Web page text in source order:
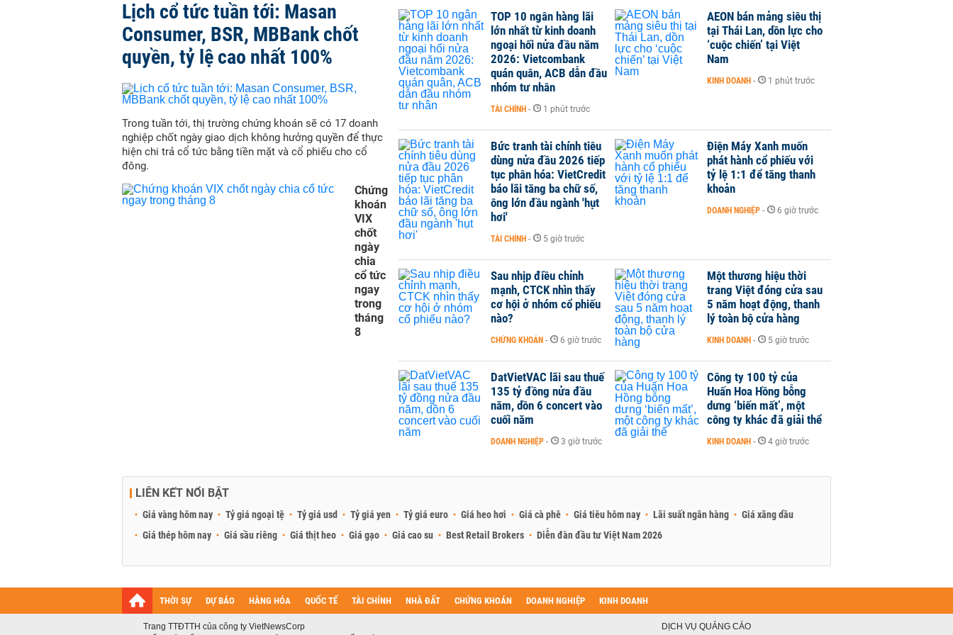
Lịch cổ tức tuần tới: Masan
Consumer, BSR, MBBank chốt
quyền, tỷ lệ cao nhất 100%
Trong tuần tới, thị trường chứng khoán sẽ có 17 doanh
nghiệp chốt ngày giao dịch không hưởng quyền để thực
hiện chi trả cổ tức bằng tiền mặt và cổ phiếu cho cổ
đông.
Chứng
khoán
VIX
chốt
ngày
chia
cổ tức
ngay
trong
tháng
8
TOP 10 ngân hàng lãi
lớn nhất từ kinh doanh
ngoại hối nửa đầu năm
2026: Vietcombank
quán quân, ACB dẫn đầu
nhóm tư nhân
TÀI CHÍNH - 1 phút trước
AEON bán mảng siêu thị
tại Thái Lan, dồn lực cho
‘cuộc chiến’ tại Việt
Nam
KINH DOANH - 1 phút trước
Bức tranh tài chính tiêu
dùng nửa đầu 2026 tiếp
tục phân hóa: VietCredit
báo lãi tăng ba chữ số,
ông lớn đầu ngành 'hụt
hơi'
TÀI CHÍNH - 5 giờ trước
Điện Máy Xanh muốn
phát hành cổ phiếu với
tỷ lệ 1:1 để tăng thanh
khoản
DOANH NGHIỆP - 6 giờ trước
Sau nhịp điều chỉnh
mạnh, CTCK nhìn thấy
cơ hội ở nhóm cổ phiếu
nào?
CHỨNG KHOÁN - 6 giờ trước
Một thương hiệu thời
trang Việt đóng cửa sau
5 năm hoạt động, thanh
lý toàn bộ cửa hàng
KINH DOANH - 5 giờ trước
DatVietVAC lãi sau thuế
135 tỷ đồng nửa đầu
năm, dồn 6 concert vào
cuối năm
DOANH NGHIỆP - 3 giờ trước
Công ty 100 tỷ của
Huấn Hoa Hồng bỗng
dưng ‘biến mất’, một
công ty khác đã giải thể
KINH DOANH - 4 giờ trước
LIÊN KẾT NỔI BẬT
Giá vàng hôm nay Tỷ giá ngoại tệ Tỷ giá usd Tỷ giá yen Tỷ giá euro Giá heo hơi Giá cà phê Giá tiêu hôm nay Lãi suất ngân hàng
Giá xăng dầu
Giá thép hôm nay
Giá sầu riêng Giá thịt heo Giá gạo Giá cao su Best Retail Brokers Diễn đàn đầu tư Việt Nam 2026
THỜI SỰ DỰ BÁO HÀNG HÓA QUỐC TẾ TÀI CHÍNH NHÀ ĐẤT CHỨNG KHOÁN DOANH NGHIỆP KINH DOANH
Trang TTĐTTH của công ty VietNewsCorp
DỊCH VỤ QUẢNG CÁO